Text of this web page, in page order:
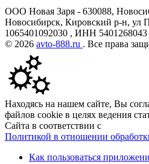
ООО Новая Заря - 630088,
Новосибирск, Кировский р-н, ул
1065401092030 , ИНН 5401268043
© 2026 avto-888.ru . Все права
Находясь на нашем сайте, Вы
файлов cookie в целях ведения
Сайта в соответствии с
Политикой в отношении
Как пользоваться